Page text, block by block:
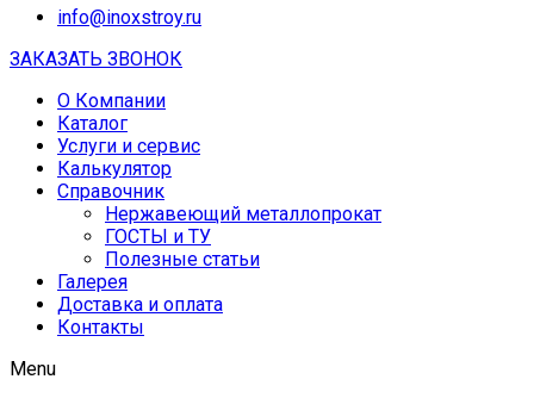
info@inoxstroy.ru
ЗАКАЗАТЬ ЗВОНОК
О Компании
Каталог
Услуги и сервис
Калькулятор
Справочник
Нержавеющий металлопрокат
ГОСТЫ и ТУ
Полезные статьи
Галерея
Доставка и оплата
Контакты
Menu